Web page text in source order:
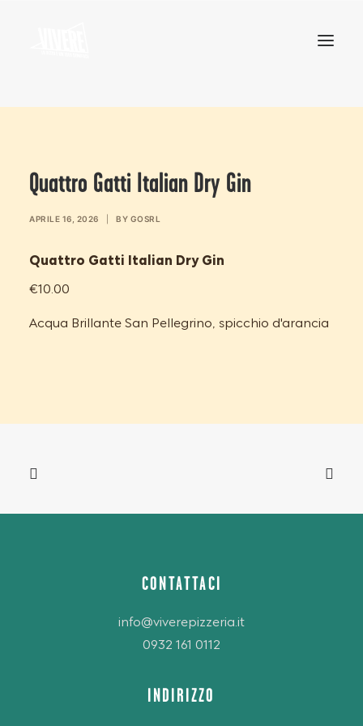
Quattro Gatti Italian Dry Gin
APRILE 16, 2026 BY GOSRL
Quattro Gatti Italian Dry Gin
€10.00
Acqua Brillante San Pellegrino, spicchio d'arancia
CONTATTACI
info@viverepizzeria.it
0932 161 0112
INDIRIZZO